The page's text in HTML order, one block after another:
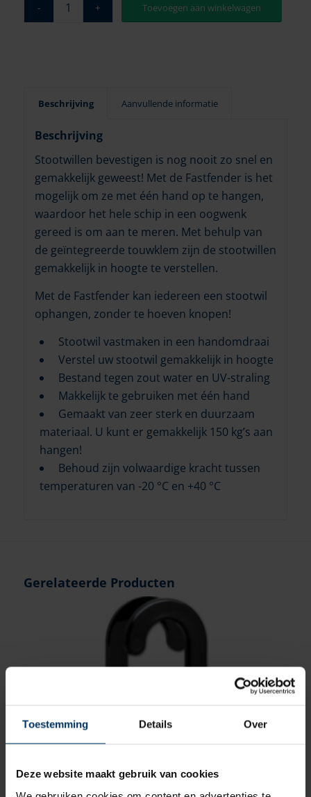
Toestemming Details Over
Deze website maakt gebruik van cookies
Toevoegen aan winkelwagen
Beschrijving Aanvullende informatie
Beschrijving
Stootwillen bevestigen is nog nooit zo snel en
gemakkelijk geweest! Met de Fastfender is het
mogelijk om ze met één hand op te hangen,
waardoor het hele schip in een oogwenk
gereed is om aan te meren. Met behulp van
de geïntegreerde touwklem zijn de stootwillen
gemakkelijk in hoogte te verstellen.
Met de Fastfender kan iedereen een stootwil
ophangen, zonder te hoeven knopen!
Stootwil vastmaken in een handomdraai
Verstel uw stootwil gemakkelijk in hoogte
Bestand tegen zout water en UV-straling
Makkelijk te gebruiken met één hand
Gemaakt van zeer sterk en duurzaam
materiaal. U kunt er gemakkelijk 150 kg’s aan
hangen!
Behoud zijn volwaardige kracht tussen
temperaturen van -20 °C en +40 °C
Gerelateerde Producten